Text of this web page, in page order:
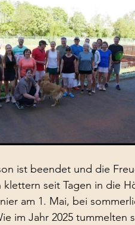
ist beendet und die
klettern seit Tagen in die
am 1. Mai, bei
im Jahr 2025 tummelten